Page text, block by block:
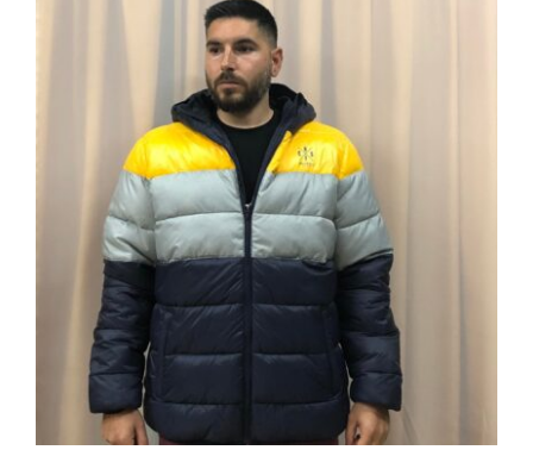
ΜΠΟΥΦΑΝ ΜΠ-01 ΕΙΣΑΓΩΓΗΣ
ΟΛΛΑΝΔΙΚΟ